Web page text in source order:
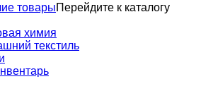
товарыПерейдите к каталогу
химия
текстиль